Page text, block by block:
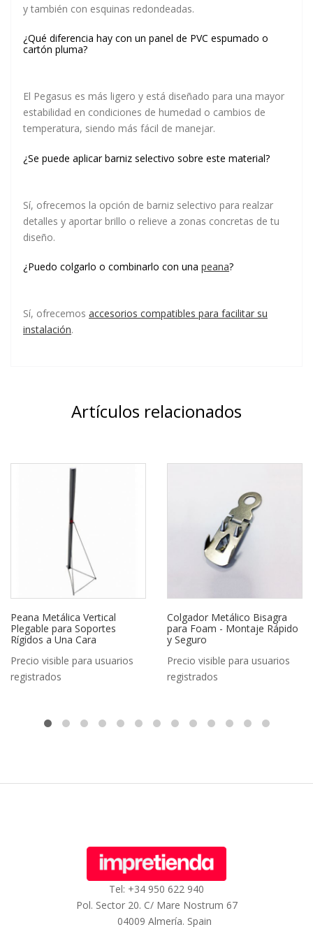
y también con esquinas redondeadas.
¿Qué diferencia hay con un panel de PVC espumado o
cartón pluma?
El Pegasus es más ligero y está diseñado para una mayor
estabilidad en condiciones de humedad o cambios de
temperatura, siendo más fácil de manejar.
¿Se puede aplicar barniz selectivo sobre este material?
Sí, ofrecemos la opción de barniz selectivo para realzar
detalles y aportar brillo o relieve a zonas concretas de tu
diseño.
¿Puedo colgarlo o combinarlo con una peana?
Sí, ofrecemos accesorios compatibles para facilitar su
instalación.
Artículos relacionados
Peana Metálica Vertical
Plegable para Soportes
Rígidos a Una Cara
Precio visible para usuarios
registrados
Colgador Metálico Bisagra
para Foam - Montaje Rápido
y Seguro
Precio visible para usuarios
registrados
Tel: +34 950 622 940
Pol. Sector 20. C/ Mare Nostrum 67
04009 Almería. Spain